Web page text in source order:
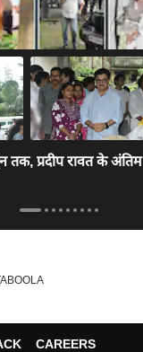
तक, प्रदीप रावत के अंतिम
CAREERS